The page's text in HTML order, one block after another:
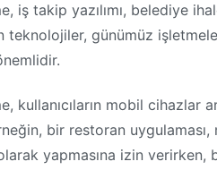
iş takip yazılımı, belediye
teknolojiler, günümüz
kullanıcıların mobil cihazlar
bir restoran
yapmasına izin verirken,